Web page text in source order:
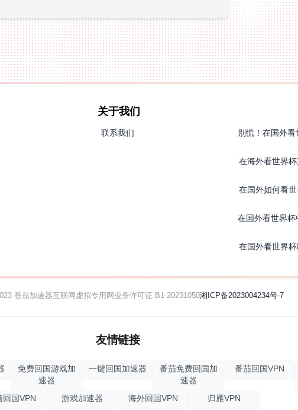
关于我们
联系我们
别慌！在国外
在海外看世界
在国外如何看
在国外看世界
在国外看世界
番茄加速器互联网虚拟专用网业务许可证 B1-20231050湘ICP备2023004234号-7
友情链接
免费回国游戏加
速器
一键回国加速器
番茄免费回国加
速器
番茄回国VPN
回国VPN 游戏加速器 海外回国VPN 归雁VPN